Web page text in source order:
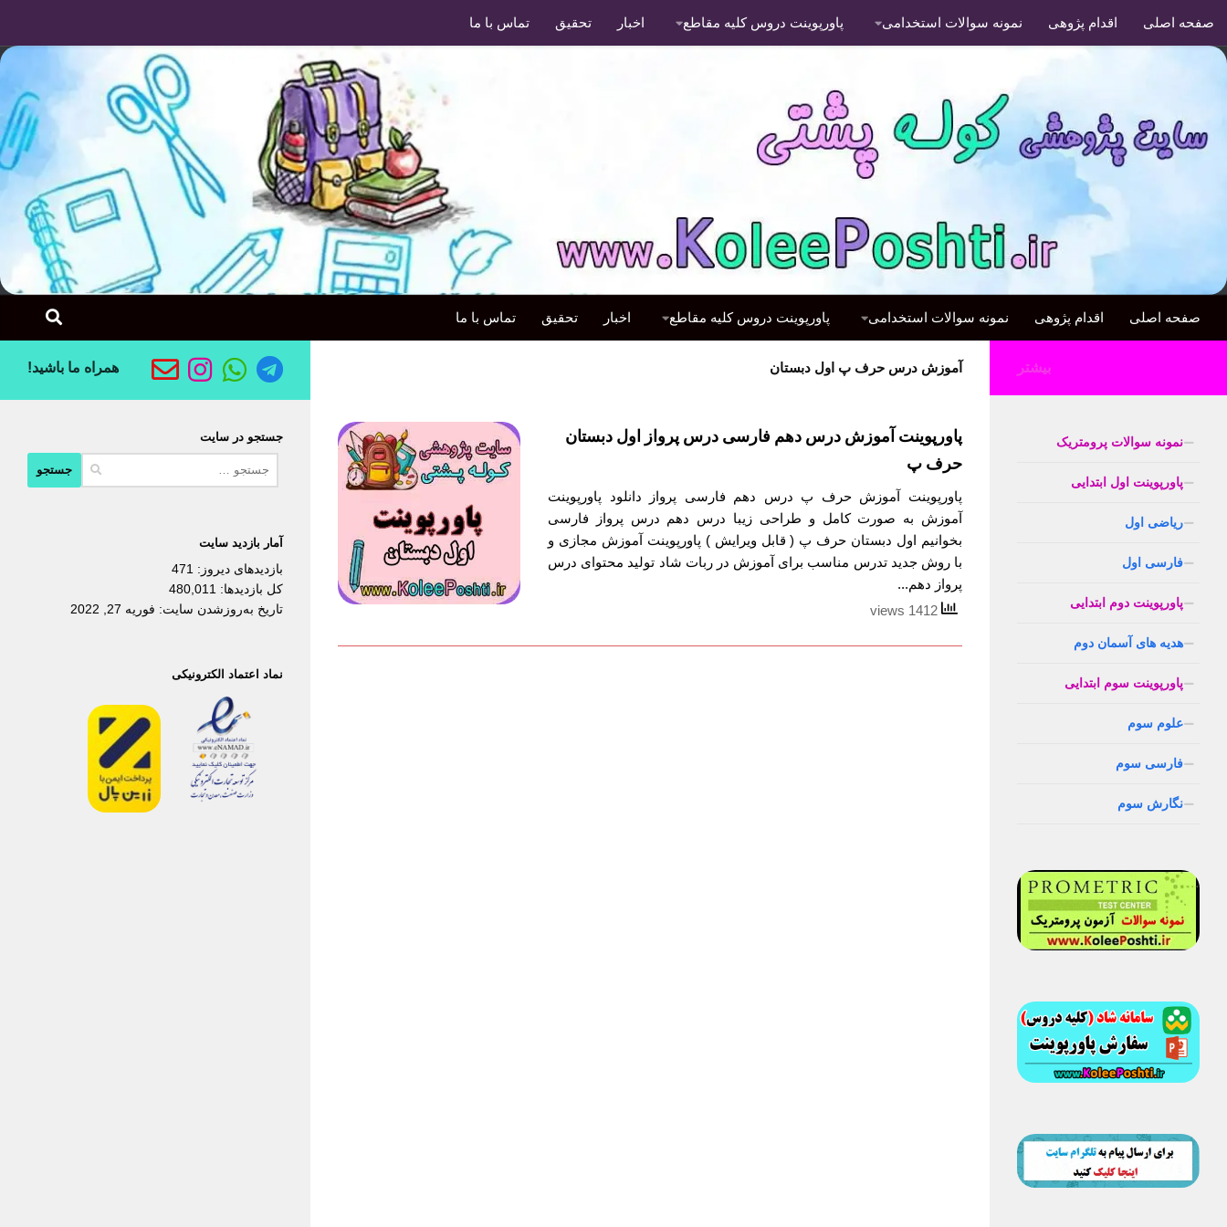
صفحه اصلی اقدام پژوهی نمونه سوالات استخدامی پاورپوینت دروس کلیه مقاطع اخبار تحقیق تماس با ما
صفحه اصلی اقدام پژوهی نمونه سوالات استخدامی پاورپوینت دروس کلیه مقاطع اخبار تحقیق تماس با ما
آموزش درس حرف پ اول دبستان
پاورپوینت آموزش درس دهم فارسی درس پرواز اول دبستان
حرف پ
پاورپوینت آموزش حرف پ درس دهم فارسی پرواز دانلود پاورپوینت
آموزش به صورت کامل و طراحی زیبا درس دهم درس پرواز فارسی
بخوانیم اول دبستان حرف پ ( قابل ویرایش ) پاورپوینت آموزش مجازی و
با روش جدید تدرس مناسب برای آموزش در ربات شاد تولید محتوای درس
پرواز دهم...
همراه ما باشید!
جستجو در سایت
آمار بازدید سایت
بازدیدهای دیروز: 471
کل بازدیدها: 480,011
تاریخ به‌روزشدن سایت: فوریه 27, 2022
نماد اعتماد الکترونیکی
بیشتر
نمونه سوالات پرومتریک
پاورپوینت اول ابتدایی
ریاضی اول
فارسی اول
پاورپوینت دوم ابتدایی
هدیه های آسمان دوم
پاورپوینت سوم ابتدایی
علوم سوم
فارسی سوم
نگارش سوم